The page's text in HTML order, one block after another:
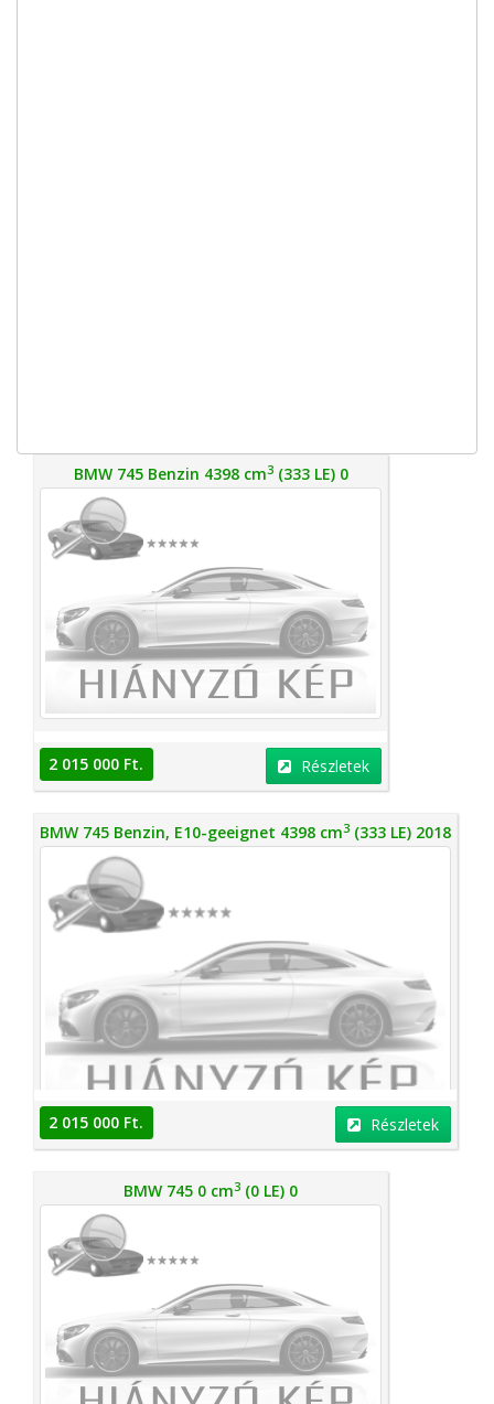
BMW 745 Benzin 4398 cm3(333 LE) 0
2 015 000 Ft. Részletek
BMW 745 Benzin, E10-geeignet 4398 cm3 (333 LE) 2018
2 015 000 Ft. Részletek
BMW 745 0 cm3 (0 LE) 0